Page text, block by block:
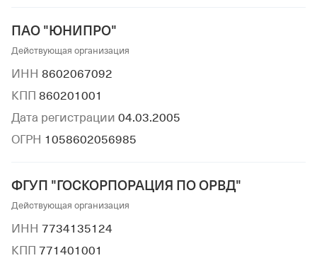
ПАО "ЮНИПРО"
Действующая организация
ИНН 8602067092
КПП 860201001
Дата регистрации 04.03.2005
ОГРН 1058602056985
ФГУП "ГОСКОРПОРАЦИЯ ПО ОРВД"
Действующая организация
ИНН 7734135124
КПП 771401001